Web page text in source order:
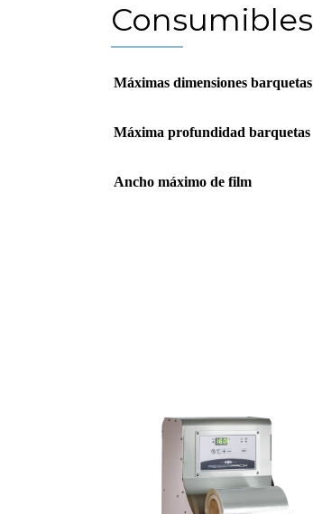
Consumibles
Máximas dimensiones barquetas
Máxima profundidad barquetas
Ancho máximo de film